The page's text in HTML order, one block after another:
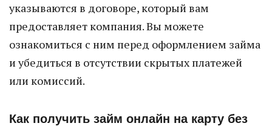
указываются в договоре, который вам
предоставляет компания. Вы можете
ознакомиться с ним перед оформлением займа
и убедиться в отсутствии скрытых платежей
или комиссий.
Как получить займ онлайн на карту без